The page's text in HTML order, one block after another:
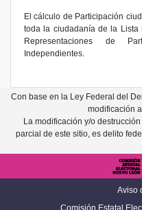
El cálculo de Participación
toda la ciudadanía de la
Representaciones de
Independientes.
Con base en la Ley Federal del
modificación
La modificación y/o
parcial de este sitio, es delito
Aviso
Comisión Estatal